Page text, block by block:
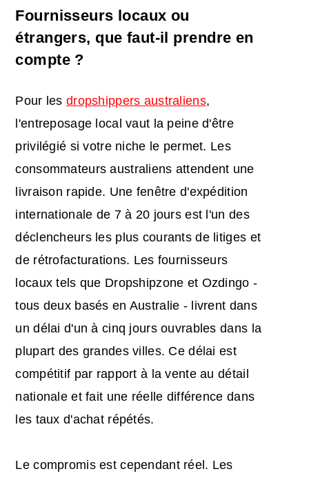
Fournisseurs locaux ou
étrangers, que faut-il prendre en
compte ?
Pour les dropshippers australiens,
l'entreposage local vaut la peine d'être
privilégié si votre niche le permet. Les
consommateurs australiens attendent une
livraison rapide. Une fenêtre d'expédition
internationale de 7 à 20 jours est l'un des
déclencheurs les plus courants de litiges et
de rétrofacturations. Les fournisseurs
locaux tels que Dropshipzone et Ozdingo -
tous deux basés en Australie - livrent dans
un délai d'un à cinq jours ouvrables dans la
plupart des grandes villes. Ce délai est
compétitif par rapport à la vente au détail
nationale et fait une réelle différence dans
les taux d'achat répétés.
Le compromis est cependant réel. Les